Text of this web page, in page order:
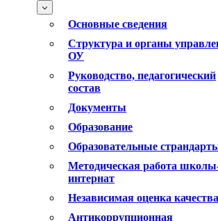
Основные сведения
Структура и органы
ОУ
Руководство, педагогический
состав
Документы
Образование
Образовательные
Методическая работа
интернат
Независимая оценка качества
Антикоррупционная